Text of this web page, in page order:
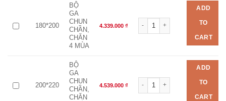
180*200
BỘ
GA
CHUN
CHẦN,
CHĂN
4 MÙA
4.339.000 ₫
Bộ chăn ga EVERON EPM
ADD
TO
CART
200*220
BỘ
GA
CHUN
CHẦN,
CHĂN
4.539.000 ₫
Bộ chăn ga EVERON EPM
ADD
TO
CART